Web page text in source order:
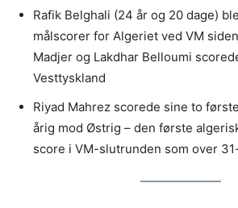
Rafik Belghali (24 år og 20 dage)
målscorer for Algeriet ved VM
Madjer og Lakdhar Belloumi
Vesttyskland
Riyad Mahrez scorede sine to
årig mod Østrig – den første
score i VM-slutrunden som over